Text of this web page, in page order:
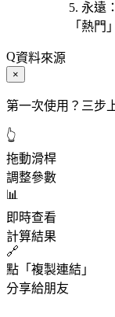
永遠
「熱門
資料來源
×
第一次使用？三步
👆
拖動滑桿
調整參數
📊
即時查看
計算結果
🔗
點「複製連結」
分享給朋友